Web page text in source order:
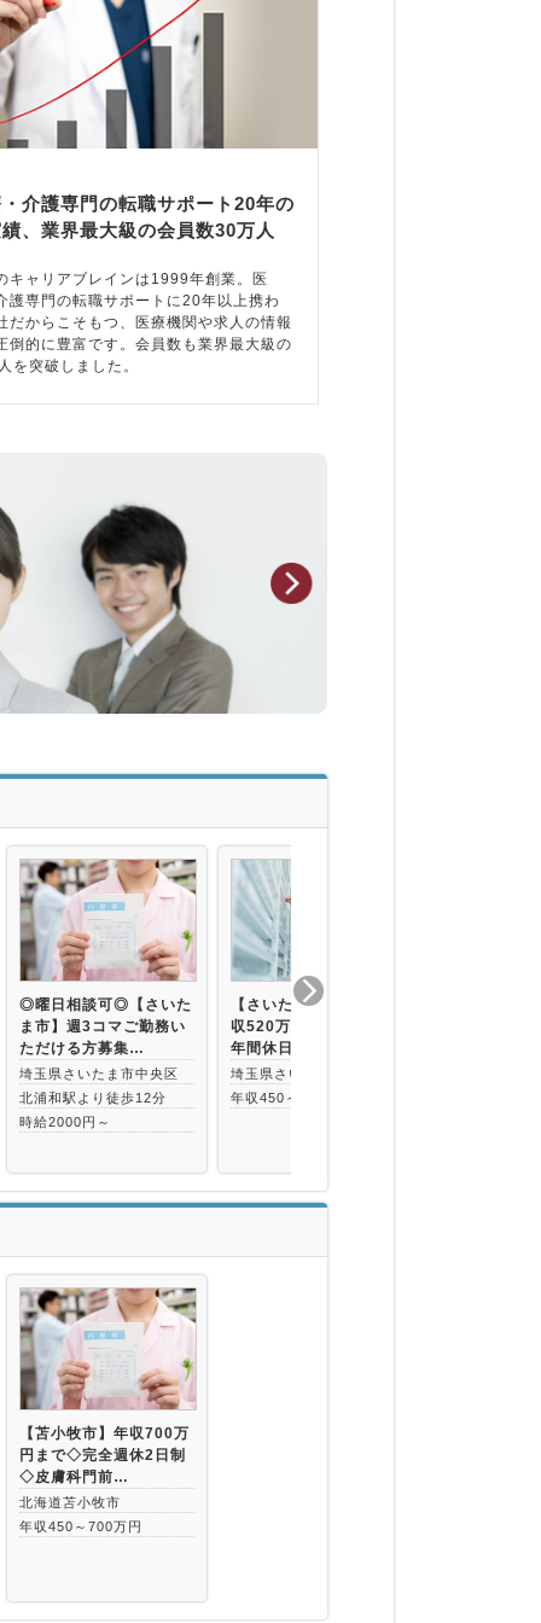
介護専門の転職サポート20年の
、業界最大級の会員数30万人
キャリアブレインは1999年創業。医
護専門の転職サポートに20年以上携わ
だからこそもつ、医療機関や求人の情報
倒的に豊富です。会員数も業界最大級の
を突破しました。
◎曜日相談可◎【さいた
ま市】週3コマご勤務い
ただける方募集…
埼玉県さいたま市中央区
北浦和駅より徒歩12分
時給2000円～
【さいたま市浦和区】年
収520万円まで相談可◇
年間休日12…
埼玉県さいたま市浦和区
年収450～520万円
【苫小牧市】年収700万
円まで◇完全週休2日制
◇皮膚科門前…
北海道苫小牧市
年収450～700万円